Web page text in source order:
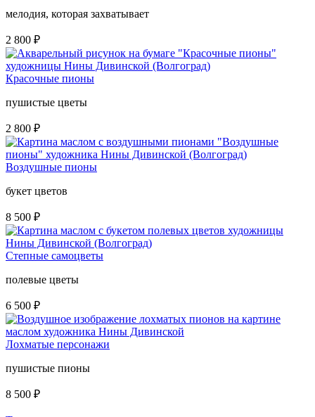
мелодия, которая захватывает
2 800 ₽
Красочные пионы
пушистые цветы
2 800 ₽
Воздушные пионы
букет цветов
8 500 ₽
Степные самоцветы
полевые цветы
6 500 ₽
Лохматые персонажи
пушистые пионы
8 500 ₽